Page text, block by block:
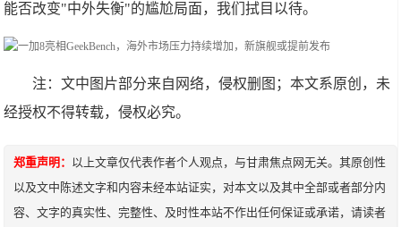
能否改变"中外失衡"的尴尬局面，我们拭目以待。
注：文中图片部分来自网络，侵权删图；本文系原创，未
经授权不得转载，侵权必究。
郑重声明： 以上文章仅代表作者个人观点，与甘肃焦点网无关。其原创性
以及文中陈述文字和内容未经本站证实，对本文以及其中全部或者部分内
容、文字的真实性、完整性、及时性本站不作出任何保证或承诺，请读者